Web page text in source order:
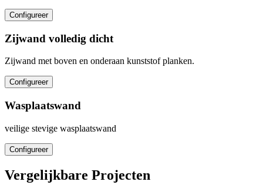
Configureer
Zijwand volledig dicht
Zijwand met boven en onderaan kunststof planken.
Configureer
Wasplaatswand
veilige stevige wasplaatswand
Configureer
Vergelijkbare Projecten